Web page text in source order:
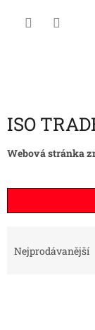
ISO
Webová stránka
Nejprodávanější